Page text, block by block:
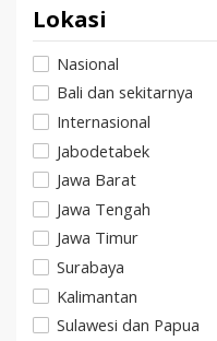
Lokasi
Nasional
Bali dan sekitarnya
Internasional
Jabodetabek
Jawa Barat
Jawa Tengah
Jawa Timur
Surabaya
Kalimantan
Sulawesi dan Papua